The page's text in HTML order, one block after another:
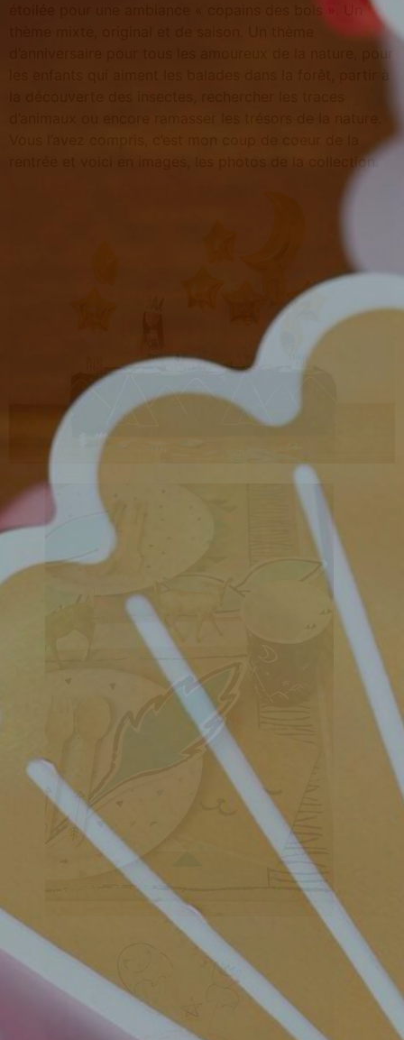
étoilée pour une ambiance « copains des bois ». Un
d’anniversaire pour tous les amoureux de la nature, pour
rentrée et voici en images, les photos de la collection.